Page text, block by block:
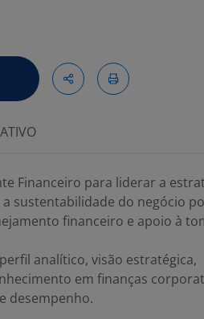
Financeiro para liderar a
sustentabilidade do negócio
financeiro e apoio à
analítico, visão estratégica,
em finanças
desempenho.